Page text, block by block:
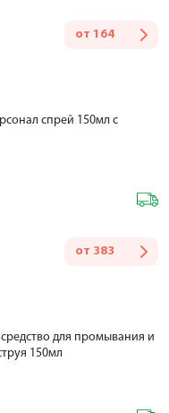
от 164
спрей 150мл с
от 383
для промывания и
150мл